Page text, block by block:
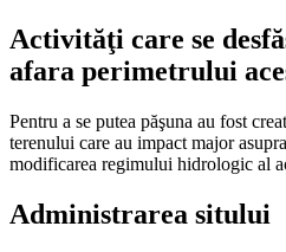
Activităţi care se
afara perimetrului
Pentru a se putea păşuna au fost
terenului care au impact major
modificarea regimului hidrologic al
Administrarea sitului